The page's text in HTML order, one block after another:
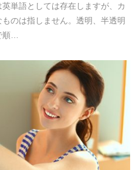
単語としては存在しますが、カ
のは指しません。透明、半透明
…